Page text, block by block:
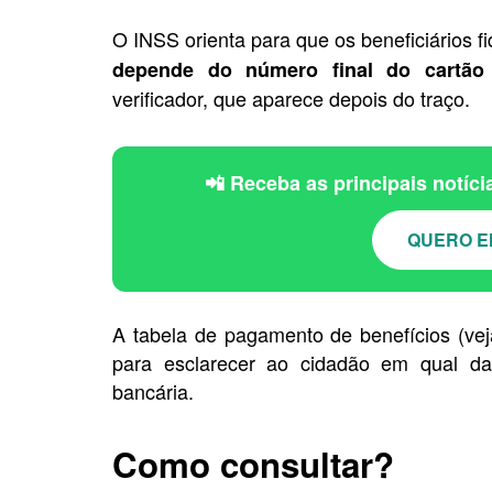
O INSS orienta para que os beneficiários
depende do número final do
verificador, que aparece depois do traço.
📲 Receba as principais
QUERO
A tabela de pagamento de benefícios
para esclarecer ao cidadão em qual
bancária.
Como consultar?